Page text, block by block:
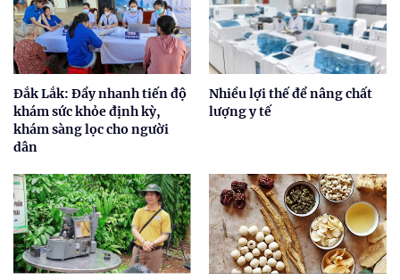
Đắk Lắk: Đẩy nhanh tiến độ
khám sức khỏe định kỳ,
khám sàng lọc cho người
dân
Nhiều lợi thế để nâng chất
lượng y tế